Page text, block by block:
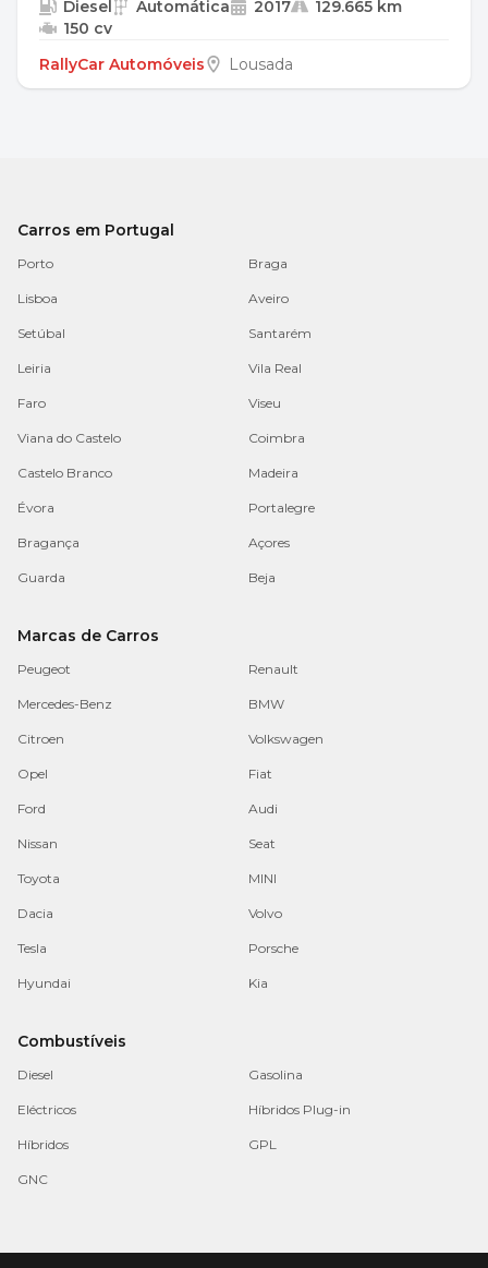
Diesel Automática 2017
129.665 km
150 cv
RallyCar Automóveis
Lousada
Carros em Portugal
Porto Braga
Lisboa Aveiro
Setúbal Santarém
Leiria Vila Real
Faro Viseu
Viana do Castelo Coimbra
Castelo Branco Madeira
Évora Portalegre
Bragança Açores
Guarda Beja
Marcas de Carros
Peugeot Renault
Mercedes-Benz BMW
Citroen Volkswagen
Opel Fiat
Ford Audi
Nissan Seat
Toyota MINI
Dacia Volvo
Tesla Porsche
Hyundai Kia
Combustíveis
Diesel Gasolina
Eléctricos Híbridos Plug-in
Híbridos GPL
GNC